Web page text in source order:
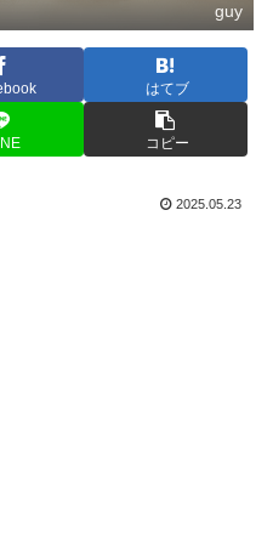
guy
はてブ
コピー
2025.05.23